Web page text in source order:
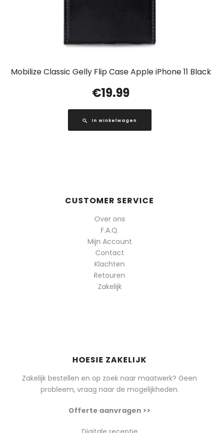
Mobilize Classic Gelly Flip Case Apple iPhone 11 Black
€19.99
In winkelwagen
CUSTOMER SERVICE
Over ons
F.A.Q.
Mijn Account
Contact
Klachten
Retouren
Zakelijk
HOESIE ZAKELIJK
Zakelijk bestellen en op zoek naar maatwerk? Geen
probleem, vraag naar de mogelijkheden.
Offerte aanvragen >>